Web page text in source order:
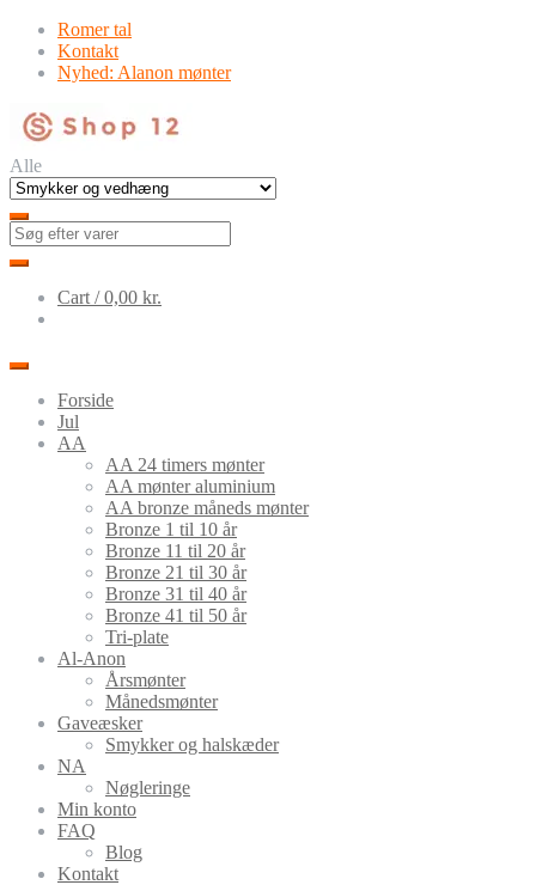
Skip
navigation
Skip
content
Romer tal
Kontakt
Nyhed: Alanon mønter
Alle
Cart /0,00 kr.
Forside
Jul
AA
AA 24 timers mønter
AA mønter aluminium
AA bronze måneds mønter
Bronze 1 til 10 år
Bronze 11 til 20 år
Bronze 21 til 30 år
Bronze 31 til 40 år
Bronze 41 til 50 år
Tri-plate
Al-Anon
Årsmønter
Månedsmønter
Gaveæsker
Smykker og halskæder
NA
Nøgleringe
Min konto
FAQ
Blog
Kontakt